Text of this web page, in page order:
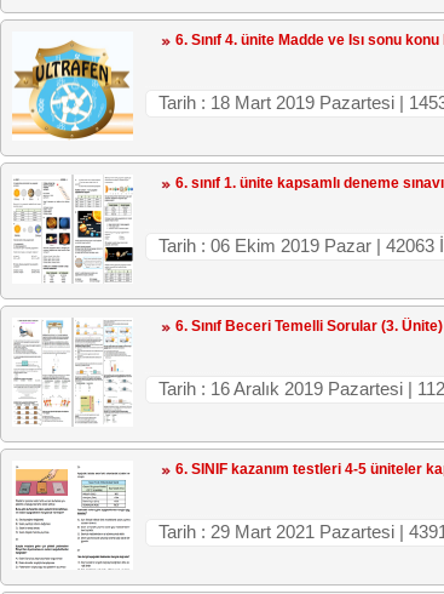
6. Sınıf 4. ünite Madde ve Isı sonu
Tarih : 18 Mart 2019 Pazartesi |
6. sınıf 1. ünite kapsamlı deneme sınavı
Tarih : 06 Ekim 2019 Pazar |
6. Sınıf Beceri Temelli Sorular (3.
Tarih : 16 Aralık 2019 Pazartesi |
6. SINIF kazanım testleri 4-5 üniteler
Tarih : 29 Mart 2021 Pazartesi |